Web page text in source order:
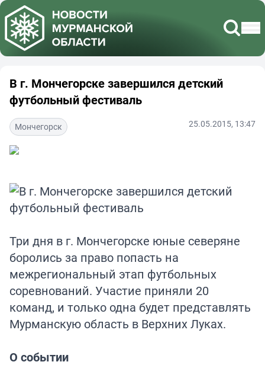
В г. Мончегорске завершился детский
футбольный фестиваль
Мончегорск 25.05.2015, 13:47
Три дня в г. Мончегорске юные северяне
боролись за право попасть на
межрегиональный этап футбольных
соревнований. Участие приняли 20
команд, и только одна будет представлять
Мурманскую область в Верхних Луках.
О событии